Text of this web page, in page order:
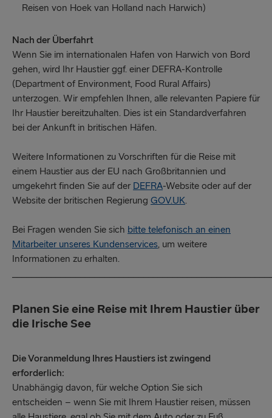
Reisen von Hoek van Holland nach Harwich)
Nach der Überfahrt
Wenn Sie im internationalen Hafen von Harwich von Bord
gehen, wird Ihr Haustier ggf. einer DEFRA-Kontrolle
(Department of Environment, Food Rural Affairs)
unterzogen. Wir empfehlen Ihnen, alle relevanten Papiere für
Ihr Haustier bereitzuhalten. Dies ist ein Standardverfahren
bei der Ankunft in britischen Häfen.
Weitere Informationen zu Vorschriften für die Reise mit
einem Haustier aus der EU nach Großbritannien und
umgekehrt finden Sie auf der DEFRA-Website oder auf der
Website der britischen Regierung GOV.UK.
Bei Fragen wenden Sie sich bitte telefonisch an einen
Mitarbeiter unseres Kundenservices, um weitere
Informationen zu erhalten.
Planen Sie eine Reise mit Ihrem Haustier über
die Irische See
Die Voranmeldung Ihres Haustiers ist zwingend
erforderlich:
Unabhängig davon, für welche Option Sie sich
entscheiden – wenn Sie mit Ihrem Haustier reisen, müssen